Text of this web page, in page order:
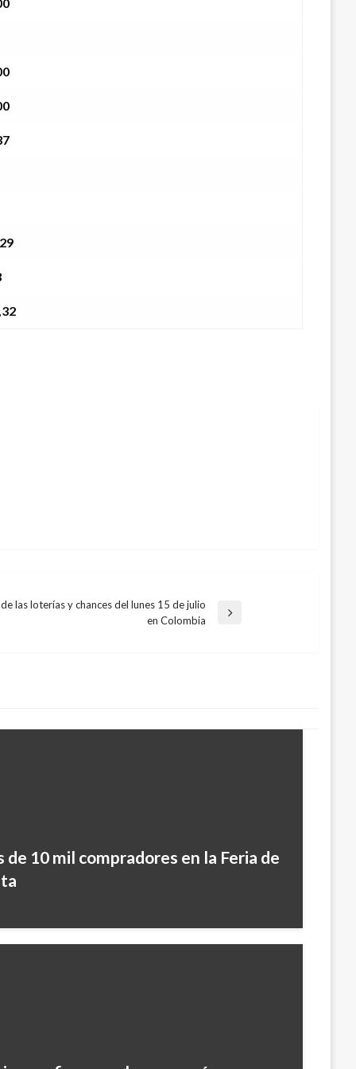
las loterías y chances del lunes 15 de julio
en Colombia
de 10 mil compradores en la Feria de